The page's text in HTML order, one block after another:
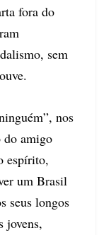
fora do
sem
nos
do amigo
espírito,
um Brasil
seus longos
jovens,